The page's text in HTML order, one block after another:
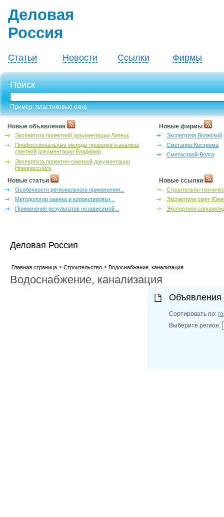
Деловая
Россия
Статьи Новости Ссылки Фирмы
Поиск
Пример: пластиковые окна
Новые объявления
Экспертиза проектной документации Липецк
Профессиональные методы проверки и анализа
сметной документации Владимир
Экспертиза проектно-сметной документации
Новороссийск
Новые фирмы
Экспертиза Волжский
Сметапро-Кострома
Сметастрой-Волга
Новые статьи
Особенности регионального применения...
Методологии оценки и корректировки...
Применение результатов независимой...
Новые ссылки
Строительно-
Экспертиза смет
Экспертное
Деловая Россия
Главная страница> Строительство> Водоснабжение, канализация
Водоснабжение, канализация
Сортировать по:
Выберите регион: